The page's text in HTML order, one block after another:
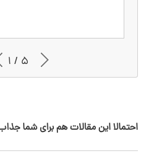
1 / 5
احتمالا این مقالات هم برای شما